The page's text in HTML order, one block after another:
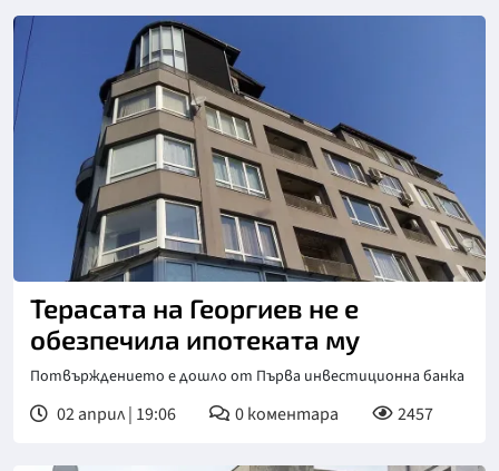
Терасата на Георгиев не е
обезпечила ипотеката му
Потвърждението е дошло от Първа инвестиционна банка
02 април | 19:06 0коментара 2457